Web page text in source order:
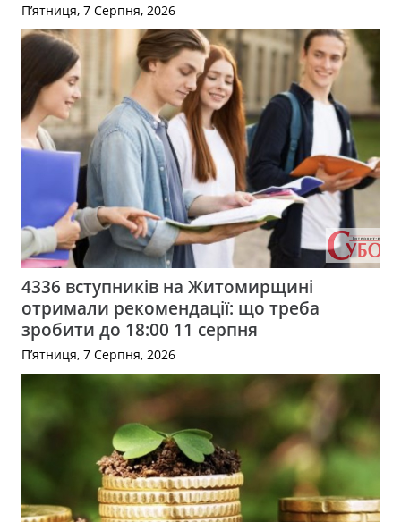
П’ятниця, 7 Серпня, 2026
4336 вступників на Житомирщині
отримали рекомендації: що треба
зробити до 18:00 11 серпня
П’ятниця, 7 Серпня, 2026